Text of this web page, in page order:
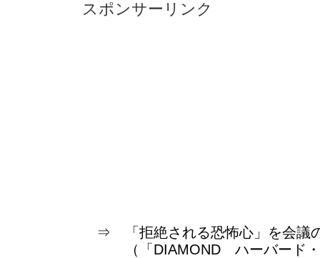
スポンサーリンク
⇒ 「拒絶される恐怖心」を会議
（「DIAMOND ハーバード・